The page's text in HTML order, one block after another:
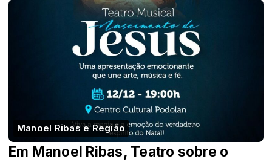
Manoel Ribas e Região
Em Manoel Ribas, Teatro sobre o